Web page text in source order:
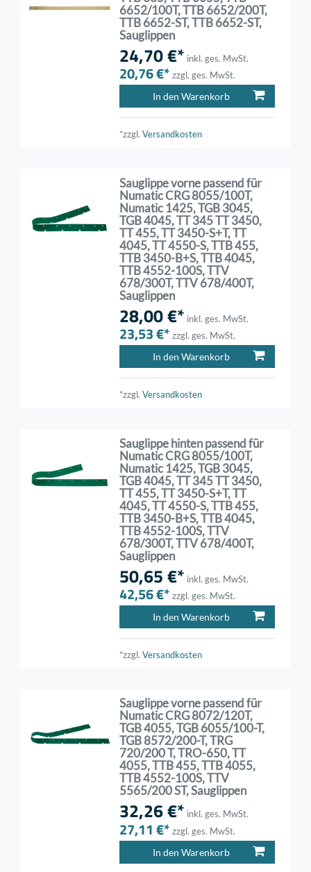
6652/100T, TTB 6652/200T,
TTB 6652-ST, TTB 6652-ST,
Sauglippen
24,70 €* inkl. ges. MwSt.
20,76 €* zzgl. ges. MwSt.
In den Warenkorb
*zzgl.Versandkosten
Sauglippe vorne passend für
Numatic CRG 8055/100T,
Numatic 1425, TGB 3045,
TGB 4045, TT 345 TT 3450,
TT 455, TT 3450-S+T, TT
4045, TT 4550-S, TTB 455,
TTB 3450-B+S, TTB 4045,
TTB 4552-100S, TTV
678/300T, TTV 678/400T,
Sauglippen
28,00 €* inkl. ges. MwSt.
23,53 €* zzgl. ges. MwSt.
In den Warenkorb
*zzgl.Versandkosten
Sauglippe hinten passend für
Numatic CRG 8055/100T,
Numatic 1425, TGB 3045,
TGB 4045, TT 345 TT 3450,
TT 455, TT 3450-S+T, TT
4045, TT 4550-S, TTB 455,
TTB 3450-B+S, TTB 4045,
TTB 4552-100S, TTV
678/300T, TTV 678/400T,
Sauglippen
50,65 €* inkl. ges. MwSt.
42,56 €* zzgl. ges. MwSt.
In den Warenkorb
*zzgl.Versandkosten
Sauglippe vorne passend für
Numatic CRG 8072/120T,
TGB 4055, TGB 6055/100-T,
TGB 8572/200-T, TRG
720/200 T, TRO-650, TT
4055, TTB 455, TTB 4055,
TTB 4552-100S, TTV
5565/200 ST, Sauglippen
32,26 €* inkl. ges. MwSt.
27,11 €* zzgl. ges. MwSt.
In den Warenkorb